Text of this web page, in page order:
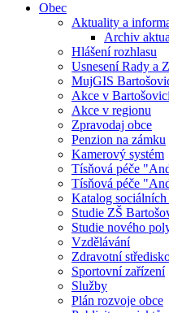
Obec
Aktuality a
Archiv
Hlášení rozhlasu
Usnesení Rady a
MujGIS
Akce v
Akce v regionu
Zpravodaj obce
Penzion na zámku
Kamerový systém
Tísňová péče
Tísňová péče
Katalog
Studie ZŠ
Studie nového
Vzdělávání
Zdravotní
Sportovní zařízení
Služby
Plán rozvoje obce